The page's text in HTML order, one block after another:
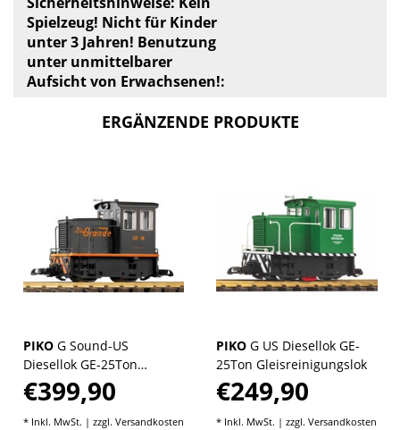
Spielzeug! Nicht für Kinder
unter 3 Jahren! Benutzung
unter unmittelbarer
Aufsicht von Erwachsenen!:
ERGÄNZENDE PRODUKTE
PIKO G Sound-US
Diesellok GE-25Ton
D&RGW, RC, inkl. PIKO
Sound-Decoder
€399,90
* Inkl. MwSt. | zzgl. Versandkosten
PIKO G US Diesellok GE-
25Ton Gleisreinigungslok
€249,90
* Inkl. MwSt. | zzgl. Versandkosten